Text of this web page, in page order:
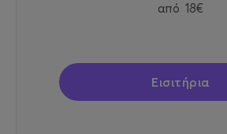
από 18€
Εισιτήρια